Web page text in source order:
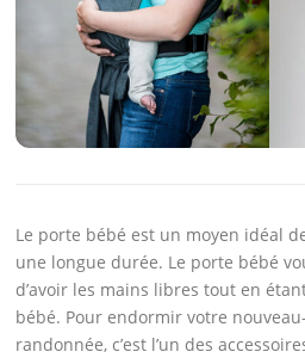
‍Le porte bébé est un moyen idéal
une longue durée. Le porte bébé
d’avoir les mains libres tout en
bébé. Pour endormir votre
randonnée, c’est l’un des